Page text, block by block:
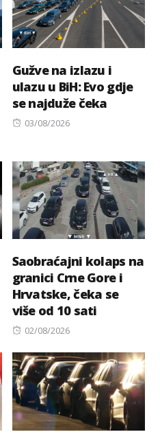
Gužve na izlazu i
ulazu u BiH: Evo gdje
se najduže čeka
Posted
03/08/2026
Saobraćajni kolaps na
granici Crne Gore i
Hrvatske, čeka se
više od 10 sati
Posted
02/08/2026